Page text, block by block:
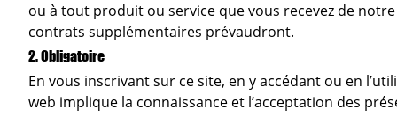
ou à tout produit ou service que vous recevez de
contrats supplémentaires prévaudront.
2. Obligatoire
En vous inscrivant sur ce site, en y accédant ou en
web implique la connaissance et l’acceptation des